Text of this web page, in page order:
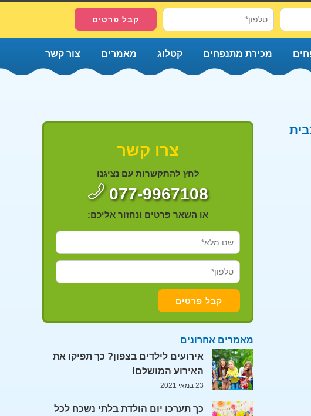
מכירת מתנפחים קטלוג מאמרים צור קשר
צרו קשר
לחץ להתקשרות עם נציגנו
077-9967108
או השאר פרטים ונחזור אליכם:
מאמרים אחרונים
אירועים לילדים בצפון? כך תפיקו את
האירוע המושלם!
23 במאי 2021
כך תערכו יום הולדת בלתי נשכח לכל